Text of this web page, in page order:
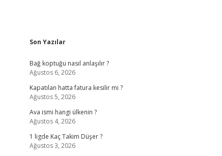
Sidebar
Son Yazılar
Bağ koptuğu nasıl anlaşılır ?
Ağustos 6, 2026
Kapatılan hatta fatura kesilir mi ?
Ağustos 5, 2026
Ava ismi hangi ülkenin ?
Ağustos 4, 2026
1 ligde Kaç Takim Düşer ?
Ağustos 3, 2026